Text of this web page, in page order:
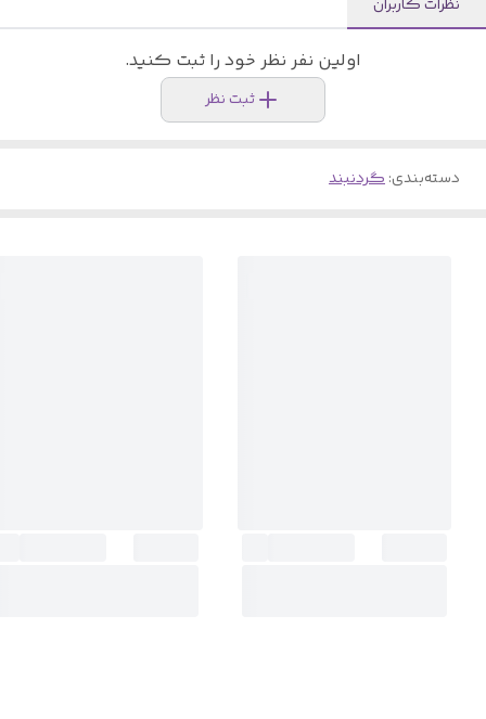
نظرات کاربران
اولین نفر نظر خود را ثبت کنید.
ثبت نظر
دسته‌بندی:گردنبند